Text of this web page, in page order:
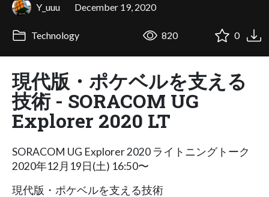
Y_uuu December 19, 2020
Technology 820 0
現代版・ポケベルを支える
技術 - SORACOM UG
Explorer 2020 LT
SORACOM UG Explorer 2020 ライトニングトーク
2020年12月19日(土) 16:50〜
現代版・ポケベルを支える技術